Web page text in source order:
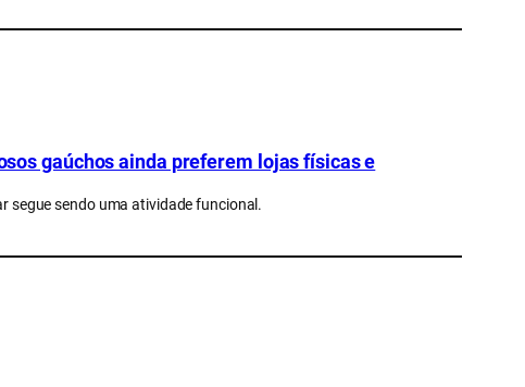
gaúchos ainda preferem lojas físicas e
segue sendo uma atividade funcional.